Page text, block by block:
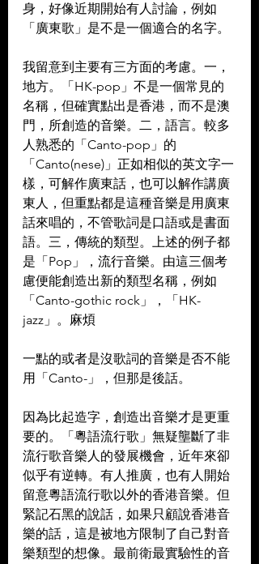
身，好像近期開始有人討論，例如
「廣東歌」是不是一個適合的名字。
我留意到主要有三方面的考慮。一，
地方。「HK-pop」不是一個常見的
名稱，但確實點出是香港，而不是澳
門，所創造的音樂。二，語言。較多
人熟悉的「Canto-pop」的
「Canto(nese)」正如相似的英文字一
樣，可解作廣東話，也可以解作講廣
東人，但重點都是這種音樂是用廣東
話來唱的，不管歌詞是口語或是書面
語。三，傳統的類型。上述的例子都
是「Pop」，流行音樂。由這三個考
慮便能創造出新的類型名稱，例如
「Canto-gothic rock」，「HK-
jazz」。麻煩
一點的或者是沒歌詞的音樂是否不能
用「Canto-」，但那是後話。
因為比起造字，創造出音樂才是更重
要的。「粵語流行歌」無疑壟斷了非
流行歌音樂人的發展機會，近年來卻
似乎有逆轉。有人推廣，也有人開始
留意粵語流行歌以外的香港音樂。但
緊記石黑的說話，如果只顧說香港音
樂的話，這是被地方限制了自己對音
樂類型的想像。最前衛最實驗性的音